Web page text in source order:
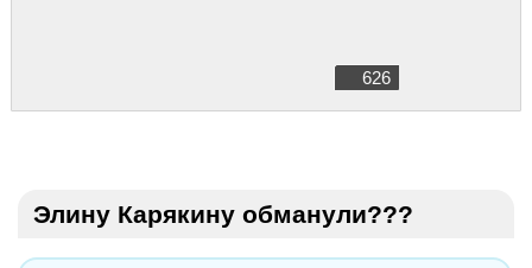
626
Элину Карякину обманули???